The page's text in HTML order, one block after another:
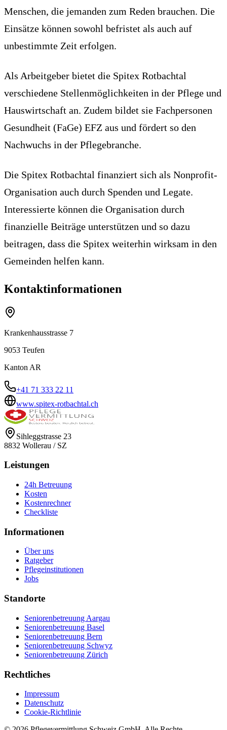
Menschen, die jemanden zum Reden brauchen. Die
Einsätze können sowohl befristet als auch auf
unbestimmte Zeit erfolgen.
Als Arbeitgeber bietet die Spitex Rotbachtal
verschiedene Stellenmöglichkeiten in der Pflege und
Hauswirtschaft an. Zudem bildet sie Fachpersonen
Gesundheit (FaGe) EFZ aus und fördert so den
Nachwuchs in der Pflegebranche.
Die Spitex Rotbachtal finanziert sich als Nonprofit-
Organisation auch durch Spenden und Legate.
Interessierte können die Organisation durch
finanzielle Beiträge unterstützen und so dazu
beitragen, dass die Spitex weiterhin wirksam in den
Gemeinden helfen kann.
Kontaktinformationen
Krankenhausstrasse 7
9053 Teufen
Kanton AR
+41 71 333 22 11
www.spitex-rotbachtal.ch
Sihleggstrasse 23
8832 Wollerau / SZ
Leistungen
24h Betreuung
Kosten
Kostenrechner
Checkliste
Informationen
Über uns
Ratgeber
Pflegeinstitutionen
Jobs
Standorte
Seniorenbetreuung Aargau
Seniorenbetreuung Basel
Seniorenbetreuung Bern
Seniorenbetreuung Schwyz
Seniorenbetreuung Zürich
Rechtliches
Impressum
Datenschutz
Cookie-Richtlinie